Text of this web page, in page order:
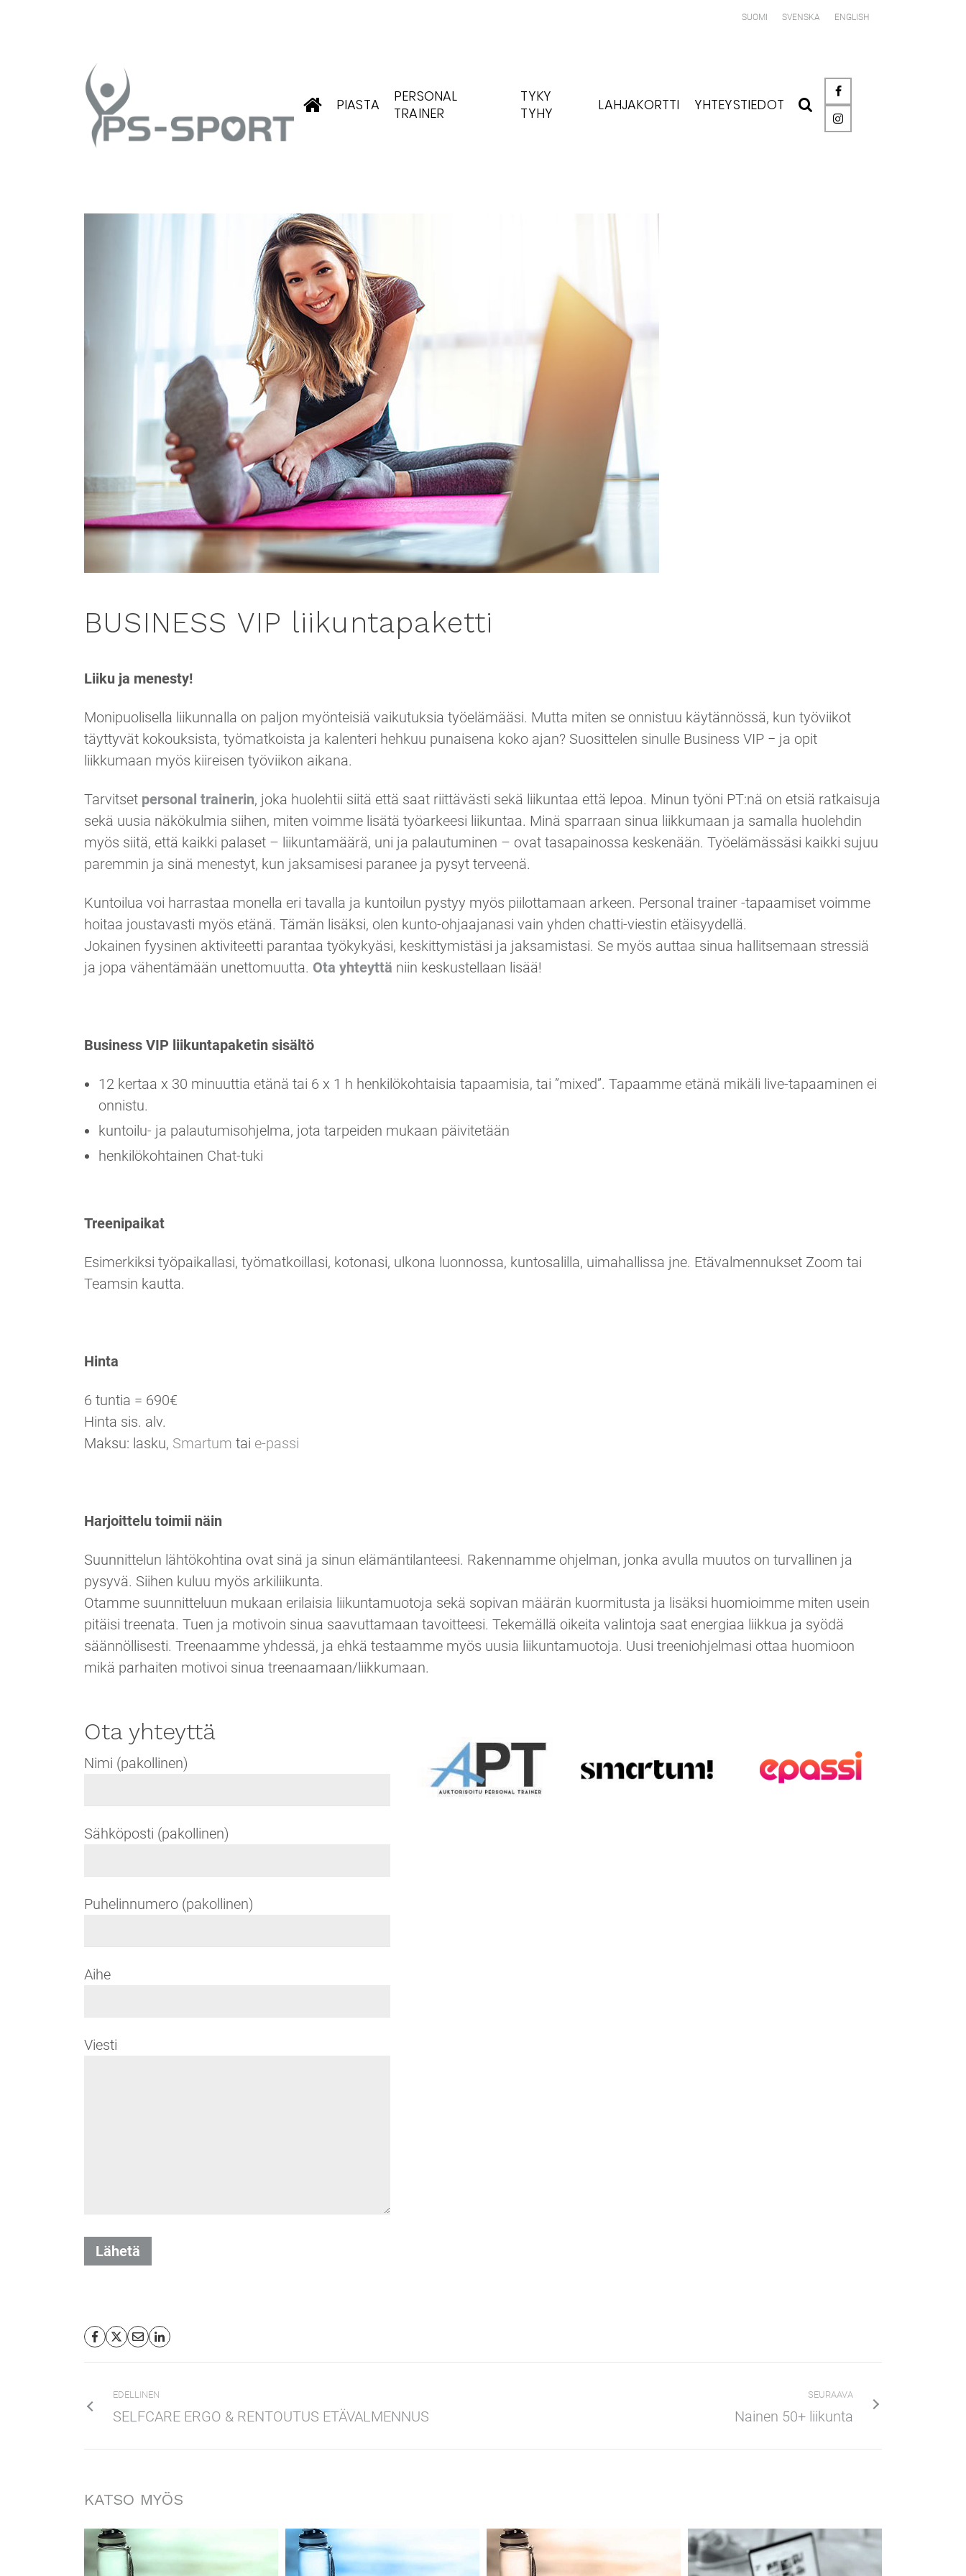
SUOMI SVENSKA ENGLISH
PIASTA
PERSONAL
TRAINER
TYKY
TYHY
LAHJAKORTTI YHTEYSTIEDOT
BUSINESS VIP liikuntapaketti
Liiku ja menesty!
Monipuolisella liikunnalla on paljon myönteisiä vaikutuksia työelämääsi. Mutta miten se onnistuu käytännössä, kun työviikot
täyttyvät kokouksista, työmatkoista ja kalenteri hehkuu punaisena koko ajan? Suosittelen sinulle Business VIP − ja opit
liikkumaan myös kiireisen työviikon aikana.
Tarvitset personal trainerin, joka huolehtii siitä että saat riittävästi sekä liikuntaa että lepoa. Minun työni PT:nä on etsiä ratkaisuja
sekä uusia näkökulmia siihen, miten voimme lisätä työarkeesi liikuntaa. Minä sparraan sinua liikkumaan ja samalla huolehdin
myös siitä, että kaikki palaset – liikuntamäärä, uni ja palautuminen – ovat tasapainossa keskenään. Työelämässäsi kaikki sujuu
paremmin ja sinä menestyt, kun jaksamisesi paranee ja pysyt terveenä.
Kuntoilua voi harrastaa monella eri tavalla ja kuntoilun pystyy myös piilottamaan arkeen. Personal trainer -tapaamiset voimme
hoitaa joustavasti myös etänä. Tämän lisäksi, olen kunto-ohjaajanasi vain yhden chatti-viestin etäisyydellä.
Jokainen fyysinen aktiviteetti parantaa työkykyäsi, keskittymistäsi ja jaksamistasi. Se myös auttaa sinua hallitsemaan stressiä
ja jopa vähentämään unettomuutta. Ota yhteyttä niin keskustellaan lisää!
Business VIP liikuntapaketin sisältö
12 kertaa x 30 minuuttia etänä tai 6 x 1 h henkilökohtaisia tapaamisia, tai ”mixed”. Tapaamme etänä mikäli live-tapaaminen ei
onnistu.
kuntoilu- ja palautumisohjelma, jota tarpeiden mukaan päivitetään
henkilökohtainen Chat-tuki
Treenipaikat
Esimerkiksi työpaikallasi, työmatkoillasi, kotonasi, ulkona luonnossa, kuntosalilla, uimahallissa jne. Etävalmennukset Zoom tai
Teamsin kautta.
Hinta
6 tuntia = 690€
Hinta sis. alv.
Maksu: lasku, Smartum tai e-passi
Harjoittelu toimii näin
Suunnittelun lähtökohtina ovat sinä ja sinun elämäntilanteesi. Rakennamme ohjelman, jonka avulla muutos on turvallinen ja
pysyvä. Siihen kuluu myös arkiliikunta.
Otamme suunnitteluun mukaan erilaisia liikuntamuotoja sekä sopivan määrän kuormitusta ja lisäksi huomioimme miten usein
pitäisi treenata. Tuen ja motivoin sinua saavuttamaan tavoitteesi. Tekemällä oikeita valintoja saat energiaa liikkua ja syödä
säännöllisesti. Treenaamme yhdessä, ja ehkä testaamme myös uusia liikuntamuotoja. Uusi treeniohjelmasi ottaa huomioon
mikä parhaiten motivoi sinua treenaamaan/liikkumaan.
Ota yhteyttä
Nimi (pakollinen)
Sähköposti (pakollinen)
Puhelinnumero (pakollinen)
Aihe
Viesti
EDELLINEN
SELFCARE ERGO & RENTOUTUS ETÄVALMENNUS
SEURAAVA
Nainen 50+ liikunta
KATSO MYÖS